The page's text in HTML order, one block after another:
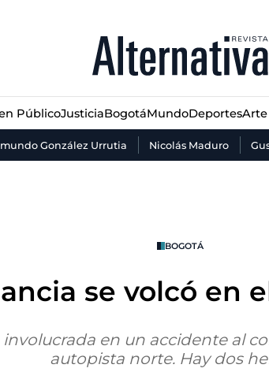
PúblicoJusticiaBogotáMundoDeportesArte
González Urrutia Nicolás Maduro
JusticiaBogotáMundo Deportes Arte
BOGOTÁ
se volcó en
involucrada en un accidente al
autopista norte. Hay dos